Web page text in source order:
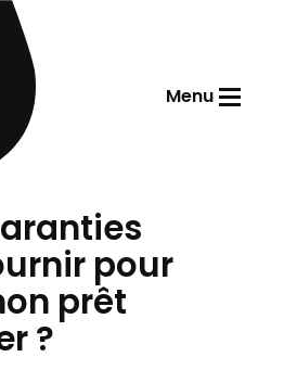
Menu
pour
prêt
?